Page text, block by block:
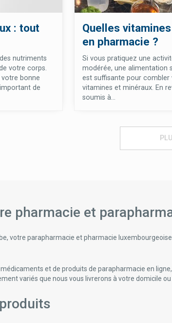
: tout
nutriments
votre corps.
votre bonne
de
Quelles
en pharmacie ?
Si vous pratiquez une
modérée, une alimentation
est suffisante pour combler
vitamines et minéraux. En
soumis à...
pharmacie et
votre parapharmacie et pharmacie
et de produits de parapharmacie en
variés que nous vous livrerons à votre domicile